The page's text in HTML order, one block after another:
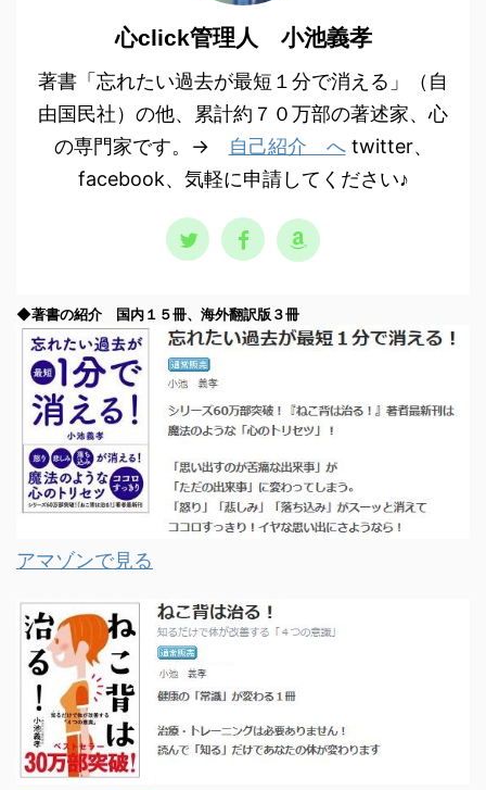
心click管理人 小池義孝
著書「忘れたい過去が最短１分で消える」（自
由国民社）の他、累計約７０万部の著述家、心
の専門家です。→
自己紹介 へtwitter、
facebook、気軽に申請してください♪
◆著書の紹介 国内１５冊、海外翻訳版３冊
アマゾンで見る